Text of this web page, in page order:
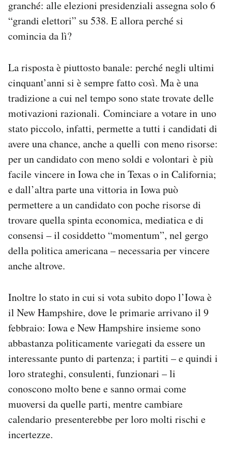
granché: alle elezioni presidenziali assegna solo 6
“grandi elettori” su 538. E allora perché si
comincia da lì?
La risposta è piuttosto banale: perché negli ultimi
cinquant’anni si è sempre fatto così. Ma è una
tradizione a cui nel tempo sono state trovate delle
motivazioni razionali. Cominciare a votare in uno
stato piccolo, infatti, permette a tutti i candidati di
avere una chance, anche a quelli con meno risorse:
per un candidato con meno soldi e volontari è più
facile vincere in Iowa che in Texas o in California;
e dall’altra parte una vittoria in Iowa può
permettere a un candidato con poche risorse di
trovare quella spinta economica, mediatica e di
consensi – il cosiddetto “momentum”, nel gergo
della politica americana – necessaria per vincere
anche altrove.
Inoltre lo stato in cui si vota subito dopo l’Iowa è
il New Hampshire, dove le primarie arrivano il 9
febbraio: Iowa e New Hampshire insieme sono
abbastanza politicamente variegati da essere un
interessante punto di partenza; i partiti – e quindi i
loro strateghi, consulenti, funzionari – li
conoscono molto bene e sanno ormai come
muoversi da quelle parti, mentre cambiare
calendario presenterebbe per loro molti rischi e
incertezze.